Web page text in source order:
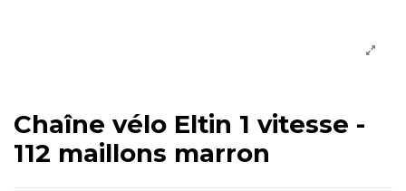
Chaîne vélo Eltin 1 vitesse -
112 maillons marron